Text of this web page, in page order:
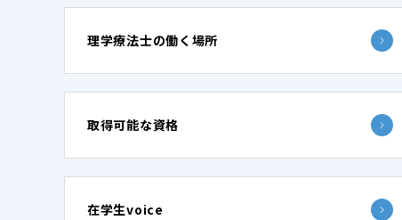
理学療法士の働く場所
取得可能な資格
在学生voice